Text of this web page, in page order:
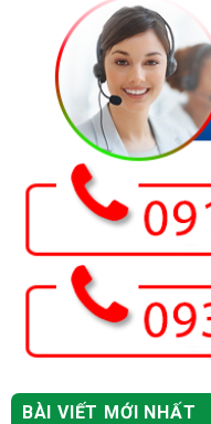
BÀI VIẾT MỚI NHẤT